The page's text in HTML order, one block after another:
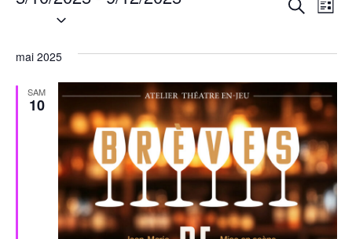
de
vues
Recherche
Liste
Sélectionnez
mai 2025
SAM
10